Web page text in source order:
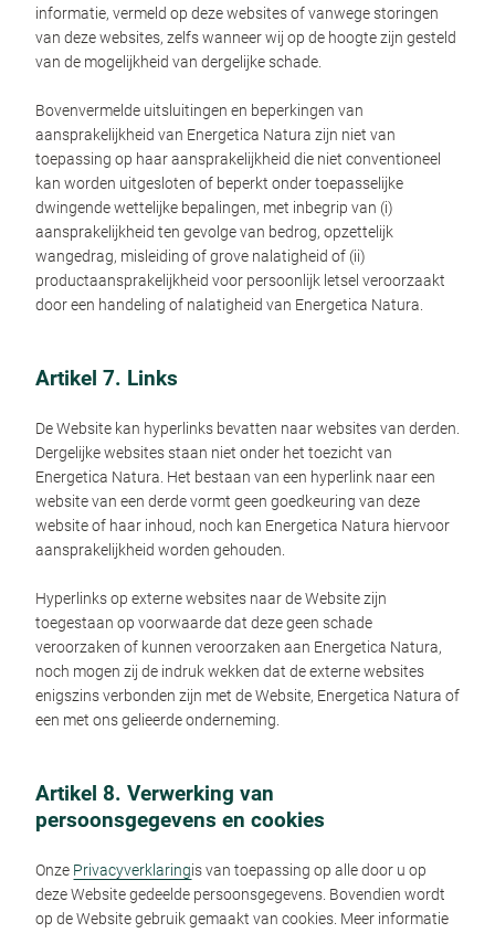
informatie, vermeld op deze websites of vanwege storingen
van deze websites, zelfs wanneer wij op de hoogte zijn gesteld
van de mogelijkheid van dergelijke schade.
Bovenvermelde uitsluitingen en beperkingen van
aansprakelijkheid van Energetica Natura zijn niet van
toepassing op haar aansprakelijkheid die niet conventioneel
kan worden uitgesloten of beperkt onder toepasselijke
dwingende wettelijke bepalingen, met inbegrip van (i)
aansprakelijkheid ten gevolge van bedrog, opzettelijk
wangedrag, misleiding of grove nalatigheid of (ii)
productaansprakelijkheid voor persoonlijk letsel veroorzaakt
door een handeling of nalatigheid van Energetica Natura.
Artikel 7. Links
De Website kan hyperlinks bevatten naar websites van derden.
Dergelijke websites staan niet onder het toezicht van
Energetica Natura. Het bestaan van een hyperlink naar een
website van een derde vormt geen goedkeuring van deze
website of haar inhoud, noch kan Energetica Natura hiervoor
aansprakelijkheid worden gehouden.
Hyperlinks op externe websites naar de Website zijn
toegestaan op voorwaarde dat deze geen schade
veroorzaken of kunnen veroorzaken aan Energetica Natura,
noch mogen zij de indruk wekken dat de externe websites
enigszins verbonden zijn met de Website, Energetica Natura of
een met ons gelieerde onderneming.
Artikel 8. Verwerking van
persoonsgegevens en cookies
Onze Privacyverklaringis van toepassing op alle door u op
deze Website gedeelde persoonsgegevens. Bovendien wordt
op de Website gebruik gemaakt van cookies. Meer informatie